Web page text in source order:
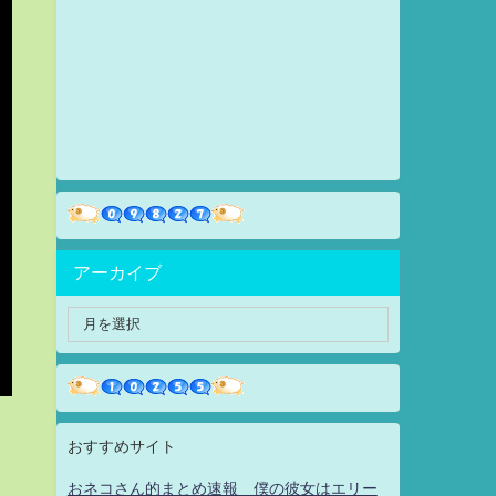
アーカイブ
おすすめサイト
おネコさん的まとめ速報 僕の彼女はエリー